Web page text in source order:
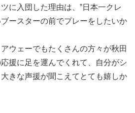
に入団した理由は、‟日本一クレ
ースターの前でプレーをしたいか
ウェーでもたくさんの方々が秋田
援に足を運んでくれて、自分がシ
きな声援が聞こえてとても嬉しか